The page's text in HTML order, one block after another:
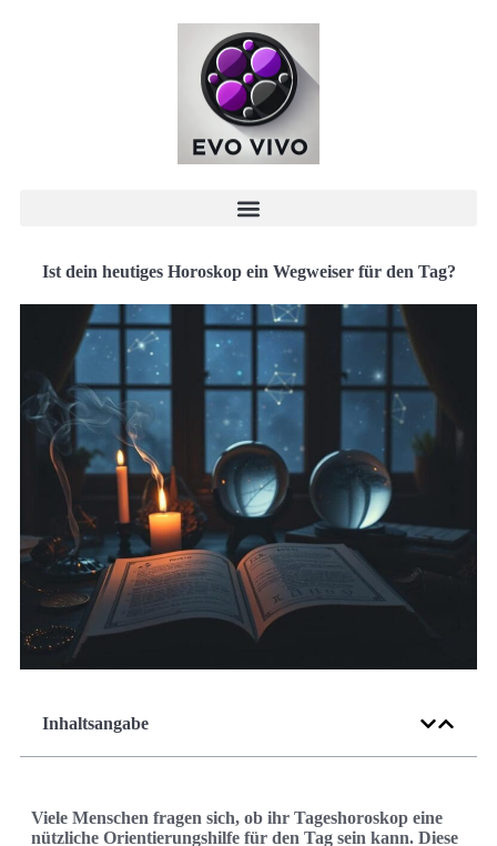
Ist dein heutiges Horoskop ein Wegweiser für den Tag?
Inhaltsangabe
Viele Menschen fragen sich, ob ihr Tageshoroskop eine
nützliche Orientierungshilfe für den Tag sein kann. Diese